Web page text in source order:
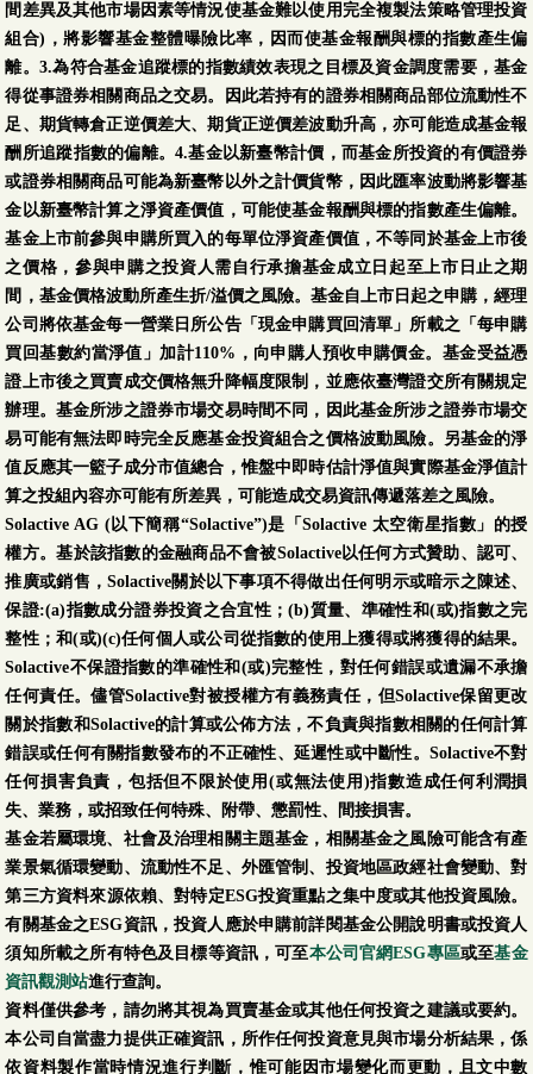
間差異及其他市場因素等情況使基金難以使用完全複製法策略管理投資
組合)，將影響基金整體曝險比率，因而使基金報酬與標的指數產生偏
離。3.為符合基金追蹤標的指數績效表現之目標及資金調度需要，基金
得從事證券相關商品之交易。因此若持有的證券相關商品部位流動性不
足、期貨轉倉正逆價差大、期貨正逆價差波動升高，亦可能造成基金報
酬所追蹤指數的偏離。4.基金以新臺幣計價，而基金所投資的有價證券
或證券相關商品可能為新臺幣以外之計價貨幣，因此匯率波動將影響基
金以新臺幣計算之淨資產價值，可能使基金報酬與標的指數產生偏離。
基金上市前參與申購所買入的每單位淨資產價值，不等同於基金上市後
之價格，參與申購之投資人需自行承擔基金成立日起至上市日止之期
間，基金價格波動所產生折/溢價之風險。基金自上市日起之申購，經理
公司將依基金每一營業日所公告「現金申購買回清單」所載之「每申購
買回基數約當淨值」加計110%，向申購人預收申購價金。基金受益憑
證上市後之買賣成交價格無升降幅度限制，並應依臺灣證交所有關規定
辦理。基金所涉之證券市場交易時間不同，因此基金所涉之證券市場交
易可能有無法即時完全反應基金投資組合之價格波動風險。另基金的淨
值反應其一籃子成分市值總合，惟盤中即時估計淨值與實際基金淨值計
算之投組內容亦可能有所差異，可能造成交易資訊傳遞落差之風險。
Solactive AG (以下簡稱“Solactive”)是「Solactive 太空衛星指數」的授
權方。基於該指數的金融商品不會被Solactive以任何方式贊助、認可、
推廣或銷售，Solactive關於以下事項不得做出任何明示或暗示之陳述、
保證:(a)指數成分證券投資之合宜性；(b)質量、準確性和(或)指數之完
整性；和(或)(c)任何個人或公司從指數的使用上獲得或將獲得的結果。
Solactive不保證指數的準確性和(或)完整性，對任何錯誤或遺漏不承擔
任何責任。儘管Solactive對被授權方有義務責任，但Solactive保留更改
關於指數和Solactive的計算或公佈方法，不負責與指數相關的任何計算
錯誤或任何有關指數發布的不正確性、延遲性或中斷性。Solactive不對
任何損害負責，包括但不限於使用(或無法使用)指數造成任何利潤損
失、業務，或招致任何特殊、附帶、懲罰性、間接損害。
基金若屬環境、社會及治理相關主題基金，相關基金之風險可能含有產
業景氣循環變動、流動性不足、外匯管制、投資地區政經社會變動、對
第三方資料來源依賴、對特定ESG投資重點之集中度或其他投資風險。
有關基金之ESG資訊，投資人應於申購前詳閱基金公開說明書或投資人
須知所載之所有特色及目標等資訊，可至本公司官網ESG專區或至基金
資訊觀測站進行查詢。
資料僅供參考，請勿將其視為買賣基金或其他任何投資之建議或要約。
本公司自當盡力提供正確資訊，所作任何投資意見與市場分析結果，係
依資料製作當時情況進行判斷，惟可能因市場變化而更動，且文中數